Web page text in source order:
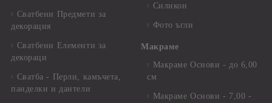
Сватбени Предмети за
декорация
Сватбени Елементи за
декораци
Сватба - Перли, камъчета,
панделки и дантели
Силикон
Фото ъгли
Макраме
Макраме Основи - до 6,00
см
Макраме Основи - 7,00 -